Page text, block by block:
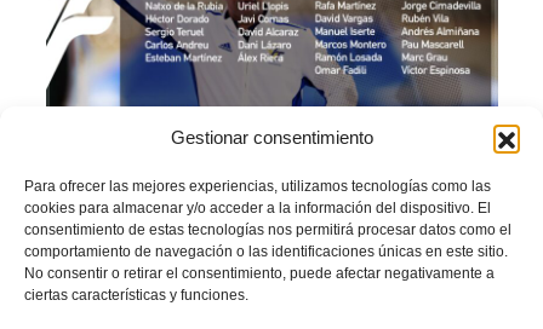
Gestionar consentimiento
Para ofrecer las mejores experiencias, utilizamos tecnologías como las
cookies para almacenar y/o acceder a la información del dispositivo. El
consentimiento de estas tecnologías nos permitirá procesar datos como el
comportamiento de navegación o las identificaciones únicas en este sitio.
No consentir o retirar el consentimiento, puede afectar negativamente a
ciertas características y funciones.
LaSelecció Valenciana masculina sub16 de fútbol se medirá a en partido
amistoso al Juvenil delTorrent CF .
El seleccionadorJavi Lafora